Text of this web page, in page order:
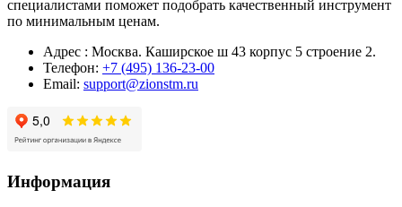
специалистами поможет подобрать качественный инструмент
по минимальным ценам.
Адрес : Москва. Каширское ш 43 корпус 5 строение 2.
Телефон: +7 (495) 136-23-00
Email: support@zionstm.ru
Информация